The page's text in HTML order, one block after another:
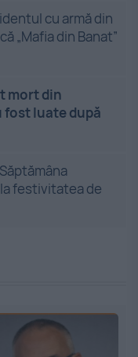
cu armă din
„Mafia din Banat”
mort din
fost luate după
festivitatea de